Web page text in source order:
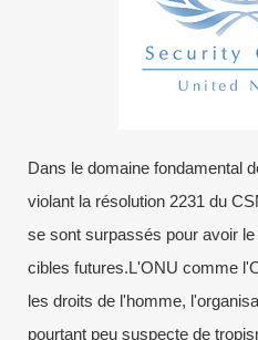
Dans le domaine fondamental
violant la résolution 2231 du
se sont surpassés pour avoir
cibles futures.L'ONU comme
les droits de l'homme,
pourtant peu suspecte de